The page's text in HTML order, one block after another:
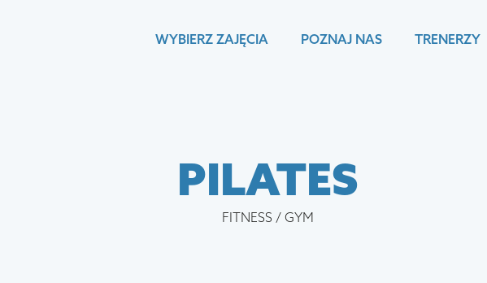
WYBIERZ ZAJĘCIA POZNAJ NAS TRENERZY
PILATES
FITNESS / GYM